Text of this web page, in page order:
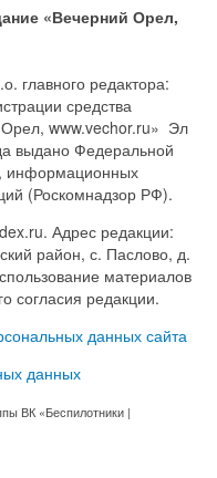
«Вечерний Орел,
главного редактора:
средства
www.vechor.ru» Эл
выдано Федеральной
информационных
(Роскомнадзор РФ).
Адрес редакции:
район, с. Паслово, д.
материалов
согласия редакции.
данных сайта
данных
ВК «Беспилотники |